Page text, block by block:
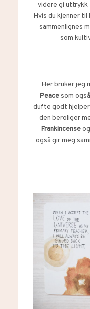
videre gi uttrykk
Hvis du kjenner
sammenlignes
som
Her bruker jeg
Peace som
dufte godt hjelper
den beroliger
Frankincenseog
også gir meg